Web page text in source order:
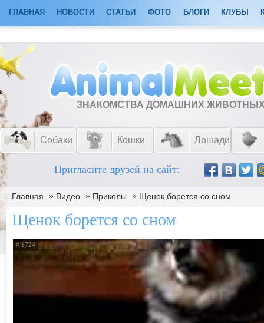
ГЛАВНАЯ НОВОСТИ СТАТЬИ ФОТО БЛОГИ КЛУБЫ
ЗНАКОМСТВА ДОМАШНИХ
Собаки Кошки Лошади
Пригласите друзей на сайт:
Главная » Видео » Приколы » Щенок борется со сном
Щенок борется со сном
# 1724